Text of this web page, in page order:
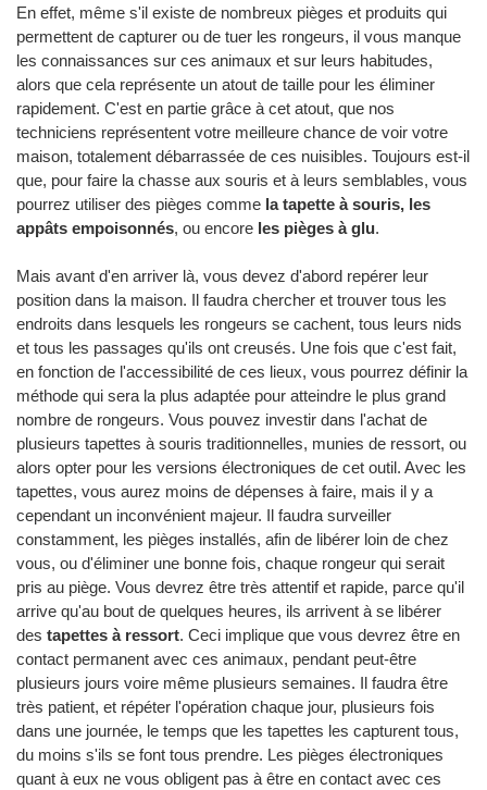
En effet, même s'il existe de nombreux pièges et produits qui
permettent de capturer ou de tuer les rongeurs, il vous manque
les connaissances sur ces animaux et sur leurs habitudes,
alors que cela représente un atout de taille pour les éliminer
rapidement. C'est en partie grâce à cet atout, que nos
techniciens représentent votre meilleure chance de voir votre
maison, totalement débarrassée de ces nuisibles. Toujours est-il
que, pour faire la chasse aux souris et à leurs semblables, vous
pourrez utiliser des pièges comme la tapette à souris, les
appâts empoisonnés, ou encore les pièges à glu.
Mais avant d'en arriver là, vous devez d'abord repérer leur
position dans la maison. Il faudra chercher et trouver tous les
endroits dans lesquels les rongeurs se cachent, tous leurs nids
et tous les passages qu'ils ont creusés. Une fois que c'est fait,
en fonction de l'accessibilité de ces lieux, vous pourrez définir la
méthode qui sera la plus adaptée pour atteindre le plus grand
nombre de rongeurs. Vous pouvez investir dans l'achat de
plusieurs tapettes à souris traditionnelles, munies de ressort, ou
alors opter pour les versions électroniques de cet outil. Avec les
tapettes, vous aurez moins de dépenses à faire, mais il y a
cependant un inconvénient majeur. Il faudra surveiller
constamment, les pièges installés, afin de libérer loin de chez
vous, ou d'éliminer une bonne fois, chaque rongeur qui serait
pris au piège. Vous devrez être très attentif et rapide, parce qu'il
arrive qu'au bout de quelques heures, ils arrivent à se libérer
des tapettes à ressort. Ceci implique que vous devrez être en
contact permanent avec ces animaux, pendant peut-être
plusieurs jours voire même plusieurs semaines. Il faudra être
très patient, et répéter l'opération chaque jour, plusieurs fois
dans une journée, le temps que les tapettes les capturent tous,
du moins s'ils se font tous prendre. Les pièges électroniques
quant à eux ne vous obligent pas à être en contact avec ces